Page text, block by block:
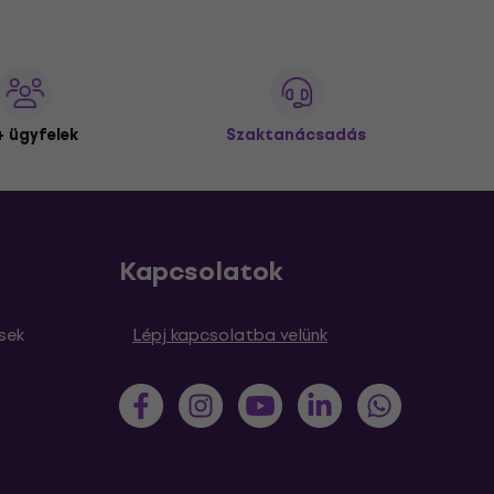
ügyfelek Szaktanácsadás
Kapcsolatok
Lépj kapcsolatba velünk